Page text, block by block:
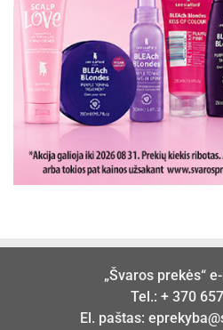
„Švaros prekės“
Tel.: + 370
El. paštas: